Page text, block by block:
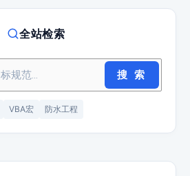
全站检索
搜 索
VBA宏 防水工程